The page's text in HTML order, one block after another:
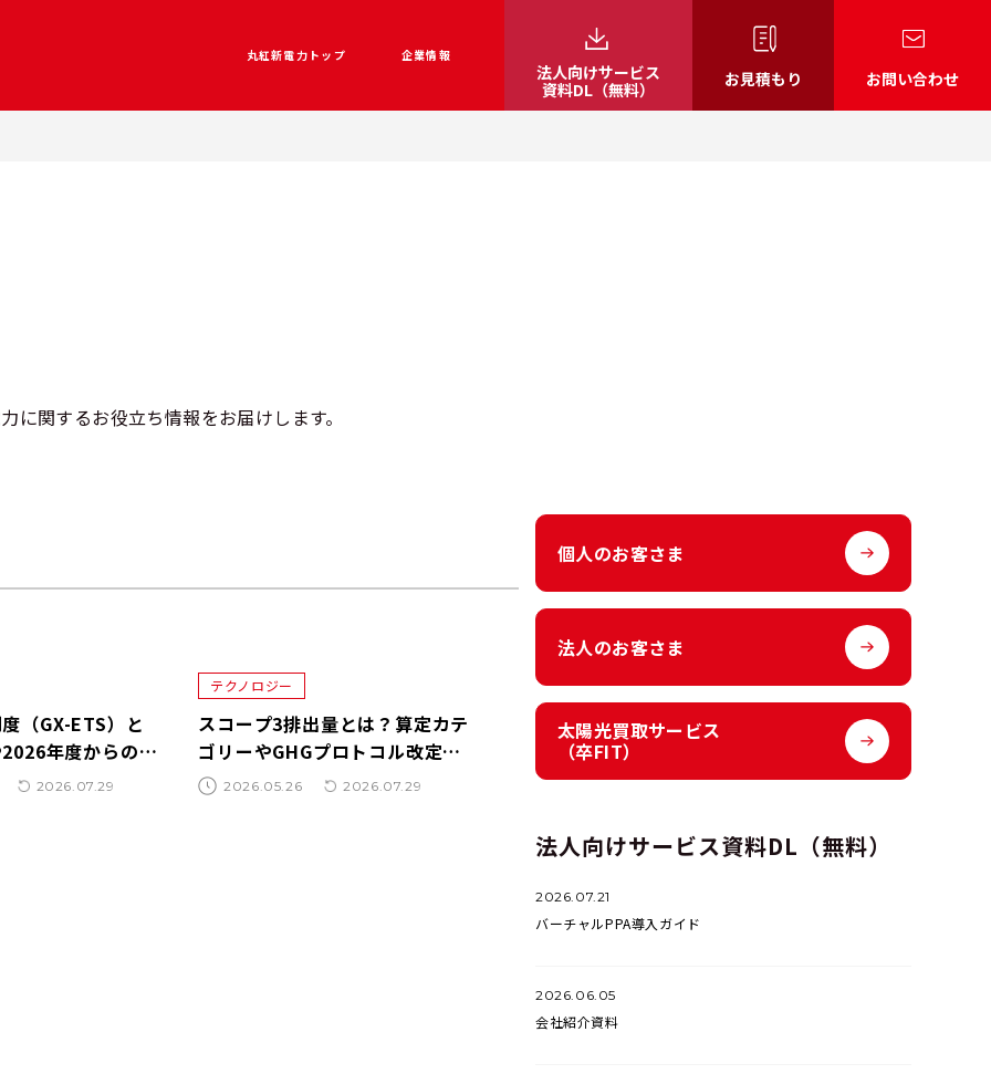
丸紅新電力トップ 企業情報
法人向けサービス
資料DL（無料）
お見積もり お問い合わせ
関するお役立ち情報をお届けします。
（GX-ETS）と
年度からの本
対応ポイントを徹
2026.07.29
テクノロジー
スコープ3排出量とは？算定カテ
ゴリーやGHGプロトコル改定の
最新動向を徹底解説
2026.05.26 2026.07.29
個人のお客さま
法人のお客さま
太陽光買取サービス
（卒FIT）
法人向けサービス資料DL（無料）
2026.07.21
バーチャルPPA導入ガイド
2026.06.05
会社紹介資料